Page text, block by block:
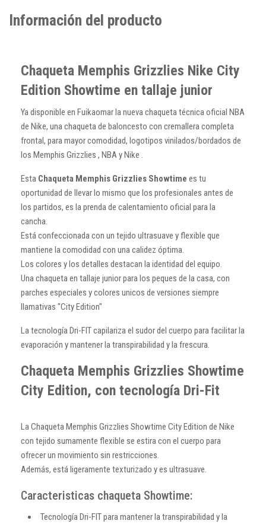
Información del producto
Chaqueta Memphis Grizzlies Nike City
Edition Showtime en tallaje junior
Ya disponible en Fuikaomar la nueva chaqueta técnica oficial NBA
de Nike, una chaqueta de baloncesto con cremallera completa
frontal, para mayor comodidad, logotipos vinilados/bordados de
los Memphis Grizzlies , NBA y Nike .
Esta Chaqueta Memphis Grizzlies Showtime es tu
oportunidad de llevar lo mismo que los profesionales antes de
los partidos, es la prenda de calentamiento oficial para la
cancha.
Está confeccionada con un tejido ultrasuave y flexible que
mantiene la comodidad con una calidez óptima.
Los colores y los detalles destacan la identidad del equipo.
Una chaqueta en tallaje junior para los peques de la casa, con
parches especiales y colores unicos de versiones siempre
llamativas "City Edition"
La tecnología Dri-FIT capilariza el sudor del cuerpo para facilitar la
evaporación y mantener la transpirabilidad y la frescura.
Chaqueta Memphis Grizzlies Showtime
City Edition, con tecnología Dri-Fit
La Chaqueta Memphis Grizzlies Showtime City Edition de Nike
con tejido sumamente flexible se estira con el cuerpo para
ofrecer un movimiento sin restricciones.
Además, está ligeramente texturizado y es ultrasuave.
Caracteristicas chaqueta Showtime:
Tecnología Dri-FIT para mantener la transpirabilidad y la